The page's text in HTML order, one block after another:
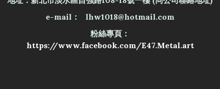
e-mail： lhw1018@hotmail.com
粉絲專頁：
https://www.facebook.com/E47.Metal.art